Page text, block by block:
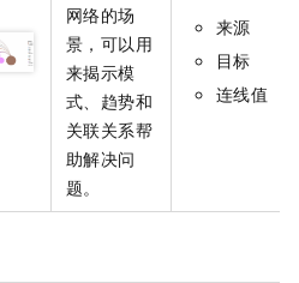
网络的场
景，可以用
来揭示模
式、趋势和
关联关系帮
助解决问
题。
来源
目标
连线值